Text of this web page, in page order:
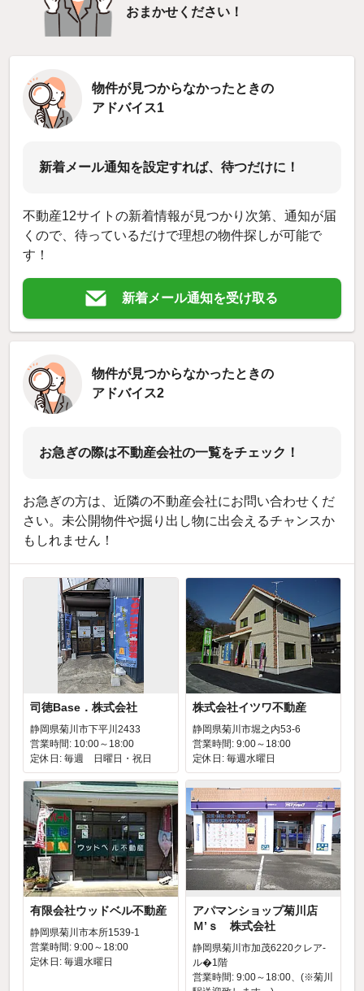
おまかせください！
物件が見つからなかったときの
アドバイス1
新着メール通知を設定すれば、待つだけに！
不動産12サイトの新着情報が見つかり次第、通知が届
くので、待っているだけで理想の物件探しが可能で
す！
新着メール通知を受け取る
物件が見つからなかったときの
アドバイス2
お急ぎの際は不動産会社の一覧をチェック！
お急ぎの方は、近隣の不動産会社にお問い合わせくだ
さい。未公開物件や掘り出し物に出会えるチャンスか
もしれません！
司徳Base．株式会社
静岡県菊川市下平川2433
営業時間: 10:00～18:00
定休日: 毎週 日曜日・祝日
株式会社イツワ不動産
静岡県菊川市堀之内53-6
営業時間: 9:00～18:00
定休日: 毎週水曜日
有限会社ウッドベル不動産
静岡県菊川市本所1539-1
営業時間: 9:00～18:00
定休日: 毎週水曜日
アパマンショップ菊川店
Ｍ’ｓ 株式会社
静岡県菊川市加茂6220クレア-
ル�1階
営業時間: 9:00～18:00、(※菊川